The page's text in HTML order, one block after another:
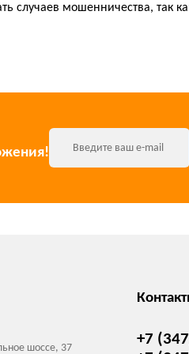
случаев мошенничества, так
шоссе, 37
+7